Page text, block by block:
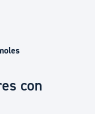
con